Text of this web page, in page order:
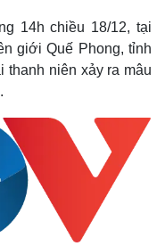
14h chiều 18/12, tại
giới Quế Phong, tỉnh
thanh niên xảy ra mâu